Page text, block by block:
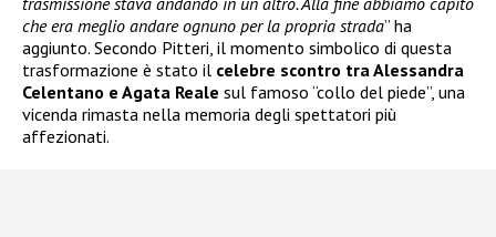
che era meglio andare ognuno per la propria strada” ha
aggiunto. Secondo Pitteri, il momento simbolico di questa
trasformazione è stato il celebre scontro tra Alessandra
Celentano e Agata Reale sul famoso “collo del piede”, una
vicenda rimasta nella memoria degli spettatori più
affezionati.